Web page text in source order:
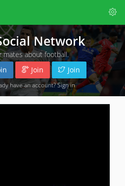
Network
mates about football.
Join Join
have an account?Sign in